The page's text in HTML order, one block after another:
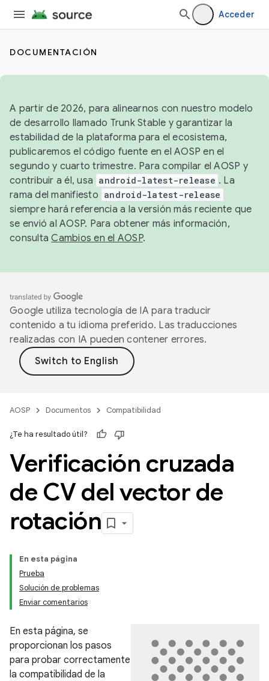
Acceder
DOCUMENTACIÓN
A partir de 2026, para alinearnos con nuestro modelo
de desarrollo llamado Trunk Stable y garantizar la
estabilidad de la plataforma para el ecosistema,
publicaremos el código fuente en el AOSP en el
segundo y cuarto trimestre. Para compilar el AOSP y
contribuir a él, usa android-latest-release . La
rama del manifiesto android-latest-release
siempre hará referencia a la versión más reciente que
se envió al AOSP. Para obtener más información,
consultaCambios en el AOSP.
Google utiliza tecnología de IA para traducir
contenido a tu idioma preferido. Las traducciones
realizadas con IA pueden contener errores.
AOSP Documentos Compatibilidad
¿Te ha resultado útil?
Verificación cruzada
de CV del vector de
rotación
En esta página
Prueba
Solución de problemas
Enviar comentarios
En esta página, se
proporcionan los pasos
para probar correctamente
la compatibilidad de la